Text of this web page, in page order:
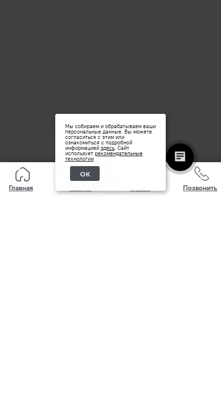
Главная Позвонить
Мы собираем и обрабатываем ваши
персональные данные. Вы можете
согласиться с этим или
ознакомиться с подробной
информацией здесь. Сайт
использует рекомендательные
технологии
ок